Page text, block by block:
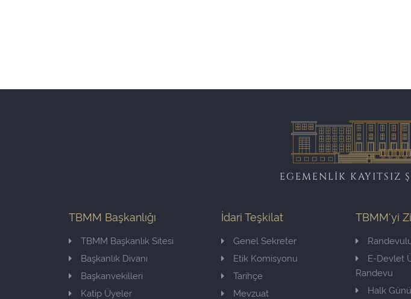
EGEMENLİK KAYITSIZ
TBMM Başkanlığı
TBMM Başkanlık Sitesi
Başkanlık Divanı
Başkanvekilleri
Katip Üyeler
İdari Teşkilat
Genel Sekreter
Etik Komisyonu
Tarihçe
Mevzuat
TBMM'yi
E-Devlet
Randevu
Halk Günü